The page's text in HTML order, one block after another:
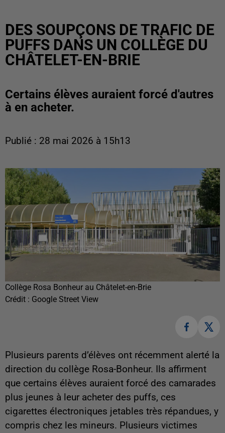
DES SOUPÇONS DE TRAFIC DE
PUFFS DANS UN COLLÈGE DU
CHÂTELET-EN-BRIE
Certains élèves auraient forcé d'autres
à en acheter.
Publié : 28 mai 2026 à 15h13
Collège Rosa Bonheur au Châtelet-en-Brie
Crédit : Google Street View
Plusieurs parents d’élèves ont récemment alerté la
direction du collège Rosa-Bonheur. Ils affirment
que certains élèves auraient forcé des camarades
plus jeunes à leur acheter des puffs, ces
cigarettes électroniques jetables très répandues, y
compris chez les mineurs. Plusieurs victimes